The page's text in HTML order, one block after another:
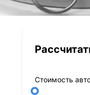
Стоимость